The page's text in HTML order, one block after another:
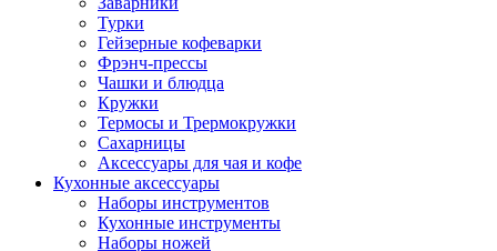
Турки
Гейзерные кофеварки
Фрэнч-прессы
Чашки и блюдца
Кружки
Термосы и Трермокружки
Сахарницы
Аксессуары для чая и кофе
Кухонные аксессуары
Наборы инструментов
Кухонные инструменты
Наборы ножей